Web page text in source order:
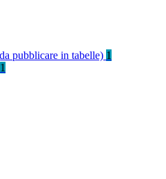
pubblicare in tabelle) 1
1